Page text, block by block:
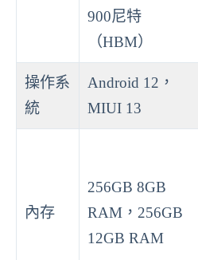
900尼特
（HBM）
操作系
統
Android 12，
MIUI 13
內存
256GB 8GB
RAM，256GB
12GB RAM